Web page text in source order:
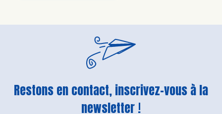
Restons en contact, inscrivez-vous à la
newsletter !